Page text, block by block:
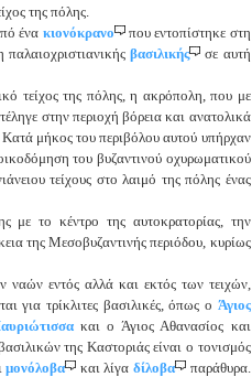
της πόλης.
ένα κιονόκρανο
που εντοπίστηκε στη
βασιλικής
σε αυτή
τείχος της πόλης, η ακρόπολη, που με
στην περιοχή βόρεια και ανατολικά
μήκος του περιβόλου αυτού υπήρχαν
του βυζαντινού οχυρωματικού
τείχους στο λαιμό της πόλης ένας
με το κέντρο της αυτοκρατορίας, την
της Μεσοβυζαντινής περιόδου, κυρίως
εντός αλλά και εκτός των τειχών,
για τρίκλιτες βασιλικές, όπως ο Άγιος
και ο Άγιος Αθανασίος και
της Καστοριάς είναι ο τονισμός
μονόλοβα και λίγα δίλοβα
παράθυρα.